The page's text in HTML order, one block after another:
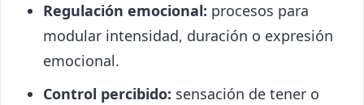
Regulación emocional: procesos para
modular intensidad, duración o expresión
emocional.
Control percibido: sensación de tener o